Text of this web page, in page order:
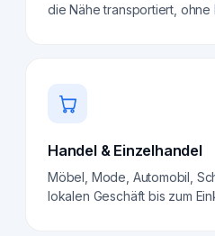
die Nähe transportiert, ohne
Handel & Einzelhandel
Möbel, Mode, Automobil,
lokalen Geschäft bis zum